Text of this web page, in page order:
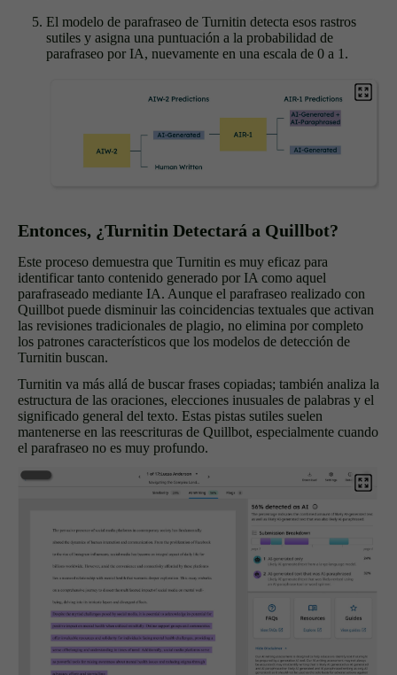
El modelo de parafraseo de Turnitin detecta esos rastros
sutiles y asigna una puntuación a la probabilidad de
parafraseo por IA, nuevamente en una escala de 0 a 1.
Entonces, ¿Turnitin Detectará a Quillbot?
Este proceso demuestra que Turnitin es muy eficaz para
identificar tanto contenido generado por IA como aquel
parafraseado mediante IA. Aunque el parafraseo realizado con
Quillbot puede disminuir las coincidencias textuales que activan
las revisiones tradicionales de plagio, no elimina por completo
los patrones característicos que los modelos de detección de
Turnitin buscan.
Turnitin va más allá de buscar frases copiadas; también analiza la
estructura de las oraciones, elecciones inusuales de palabras y el
significado general del texto. Estas pistas sutiles suelen
mantenerse en las reescrituras de Quillbot, especialmente cuando
el parafraseo no es muy profundo.